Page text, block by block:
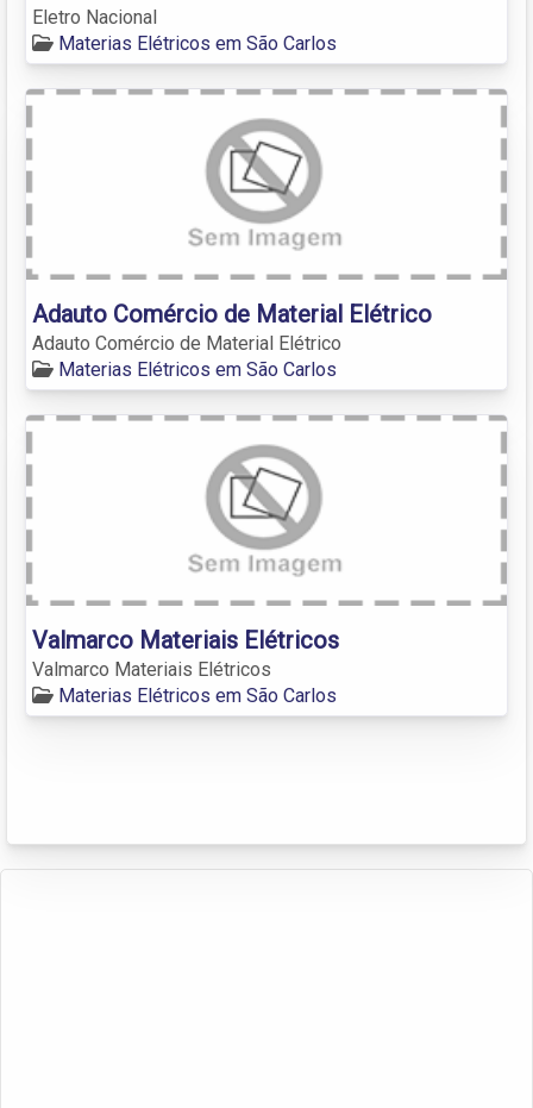
Eletro Nacional
Materias Elétricos em São Carlos
Adauto Comércio de Material Elétrico
Adauto Comércio de Material Elétrico
Materias Elétricos em São Carlos
Valmarco Materiais Elétricos
Valmarco Materiais Elétricos
Materias Elétricos em São Carlos